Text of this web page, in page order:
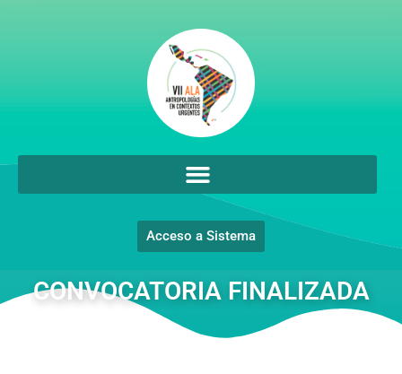
Acceso a Sistema
CONVOCATORIA FINALIZADA